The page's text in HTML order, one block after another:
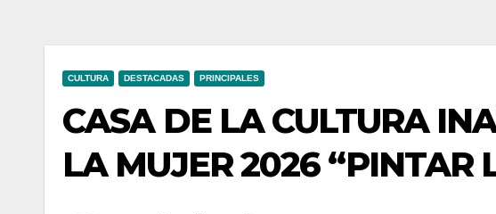
CULTURA DESTACADAS PRINCIPALES
CASA DE LA CULTURA
LA MUJER 2026 “PINTAR